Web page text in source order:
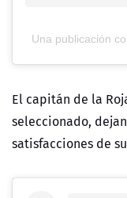
Una publicación
El capitán de la
seleccionado,
satisfacciones de